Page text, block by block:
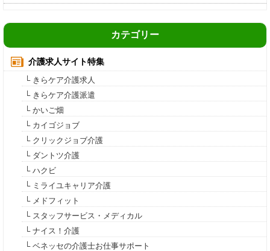
カテゴリー
介護求人サイト特集
└ きらケア介護求人
└ きらケア介護派遣
└ かいご畑
└ カイゴジョブ
└ クリックジョブ介護
└ ダントツ介護
└ ハクビ
└ ミライユキャリア介護
└ メドフィット
└ スタッフサービス・メディカル
└ ナイス！介護
└ ベネッセの介護士お仕事サポート